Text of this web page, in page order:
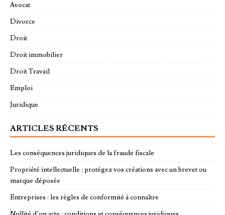
Avocat
Divorce
Droit
Droit immobilier
Droit Travail
Emploi
Juridique
ARTICLES RÉCENTS
Les conséquences juridiques de la fraude fiscale
Propriété intellectuelle : protégez vos créations avec un brevet ou
marque déposée
Entreprises : les règles de conformité à connaître